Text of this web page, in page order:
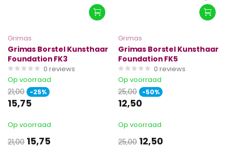
Grimas
Grimas Borstel Kunsthaar
Foundation FK3
0 reviews
Op voorraad
21,00 -25%
15,75
Op voorraad
21,00 15,75
Grimas
Grimas Borstel Kunsthaar
Foundation FK5
0 reviews
Op voorraad
25,00 -50%
12,50
Op voorraad
25,00 12,50